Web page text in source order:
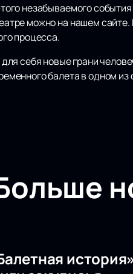
незабываемого
можно на нашем
процесса.
себя новые грани
балета в одном